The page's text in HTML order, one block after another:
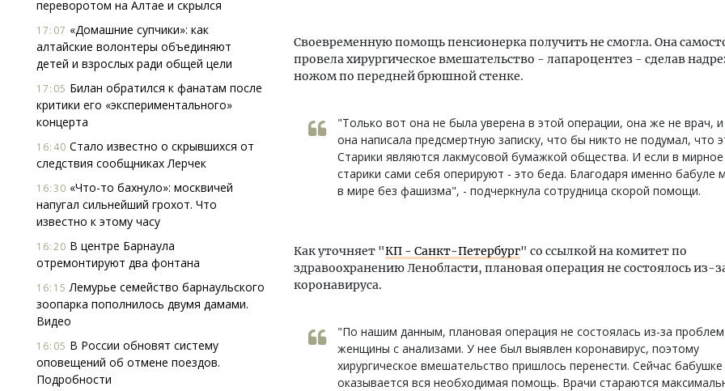
переворотом на Алтае и скрылся
17:07 «Домашние супчики»: как
алтайские волонтеры объединяют
детей и взрослых ради общей цели
17:05 Билан обратился к фанатам после
критики его «экспериментального»
концерта
16:40 Стало известно о скрывшихся от
следствия сообщниках Лерчек
16:30 «Что-то бахнуло»: москвичей
напугал сильнейший грохот. Что
известно к этому часу
16:20 В центре Барнаула
отремонтируют два фонтана
16:15 Лемурье семейство барнаульского
зоопарка пополнилось двумя дамами.
Видео
16:05 В России обновят систему
оповещений об отмене поездов.
Подробности
Своевременную помощь пенсионерка получить не смогла. Она
провела хирургическое вмешательство - лапароцентез - сделав
ножом по передней брюшной стенке.
"Только вот она не была уверена в этой операции, она же не врач,
она написала предсмертную записку, что бы никто не подумал, что
Старики являются лакмусовой бумажкой общества. И если в
старики сами себя оперируют - это беда. Благодаря именно бабуле
в мире без фашизма", - подчеркнула сотрудница скорой помощи.
Как уточняет "КП - Санкт-Петербург" со ссылкой на комитет по
здравоохранению Ленобласти, плановая операция не состоялось из-
коронавируса.
"По нашим данным, плановая операция не состоялась из-за проблем
женщины с анализами. У нее был выявлен коронавирус, поэтому
хирургическое вмешательство пришлось перенести. Сейчас бабушке
оказывается вся необходимая помощь. Врачи стараются